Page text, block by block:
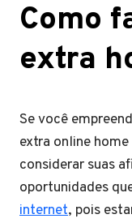
Como
extra
Se você
extra online
considerar suas
oportunidades
internet, pois